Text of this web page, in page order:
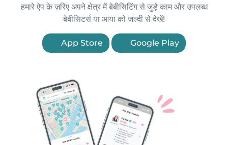
हमारे ऐप के ज़रिए अपने क्षेत्र में बेबीसिटिंग से जुड़े काम और उपलब्ध
बेबीसिटर्स या आया को जल्दी से देखें!
App Store Google Play